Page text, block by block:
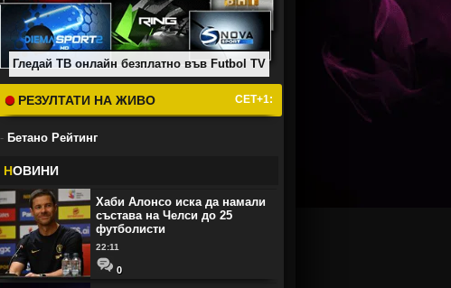
Гледай ТВ онлайн безплатно във Futbol TV
РЕЗУЛТАТИ НА ЖИВО СЕТ+1:
- Бетано Рейтинг
НОВИНИ
Хаби Алонсо иска да намали
състава на Челси до 25
футболисти
22:11
0